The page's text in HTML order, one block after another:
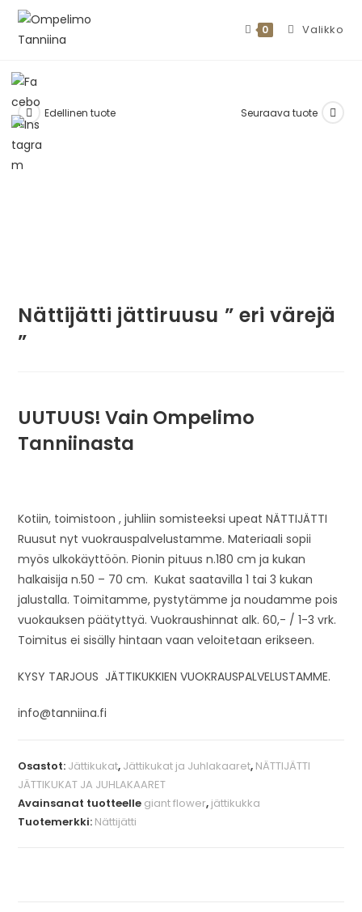
0 Valikko
Edellinen tuote Seuraava tuote
Nättijätti jättiruusu ” eri värejä
”
UUTUUS! Vain Ompelimo
Tanniinasta
Kotiin, toimistoon , juhliin somisteeksi upeat NÄTTIJÄTTI
Ruusut nyt vuokrauspalvelustamme. Materiaali sopii
myös ulkokäyttöön. Pionin pituus n.180 cm ja kukan
halkaisija n.50 – 70 cm. Kukat saatavilla 1 tai 3 kukan
jalustalla. Toimitamme, pystytämme ja noudamme pois
vuokauksen päätyttyä. Vuokraushinnat alk. 60,- / 1-3 vrk.
Toimitus ei sisälly hintaan vaan veloitetaan erikseen.
KYSY TARJOUS JÄTTIKUKKIEN VUOKRAUSPALVELUSTAMME.
info@tanniina.fi
Osastot: Jättikukat, Jättikukat ja Juhlakaaret, NÄTTIJÄTTI
JÄTTIKUKAT JA JUHLAKAARET
Avainsanat tuotteelle giant flower, jättikukka
Tuotemerkki: Nättijätti